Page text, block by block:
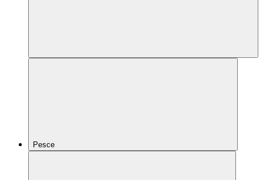
Pesce